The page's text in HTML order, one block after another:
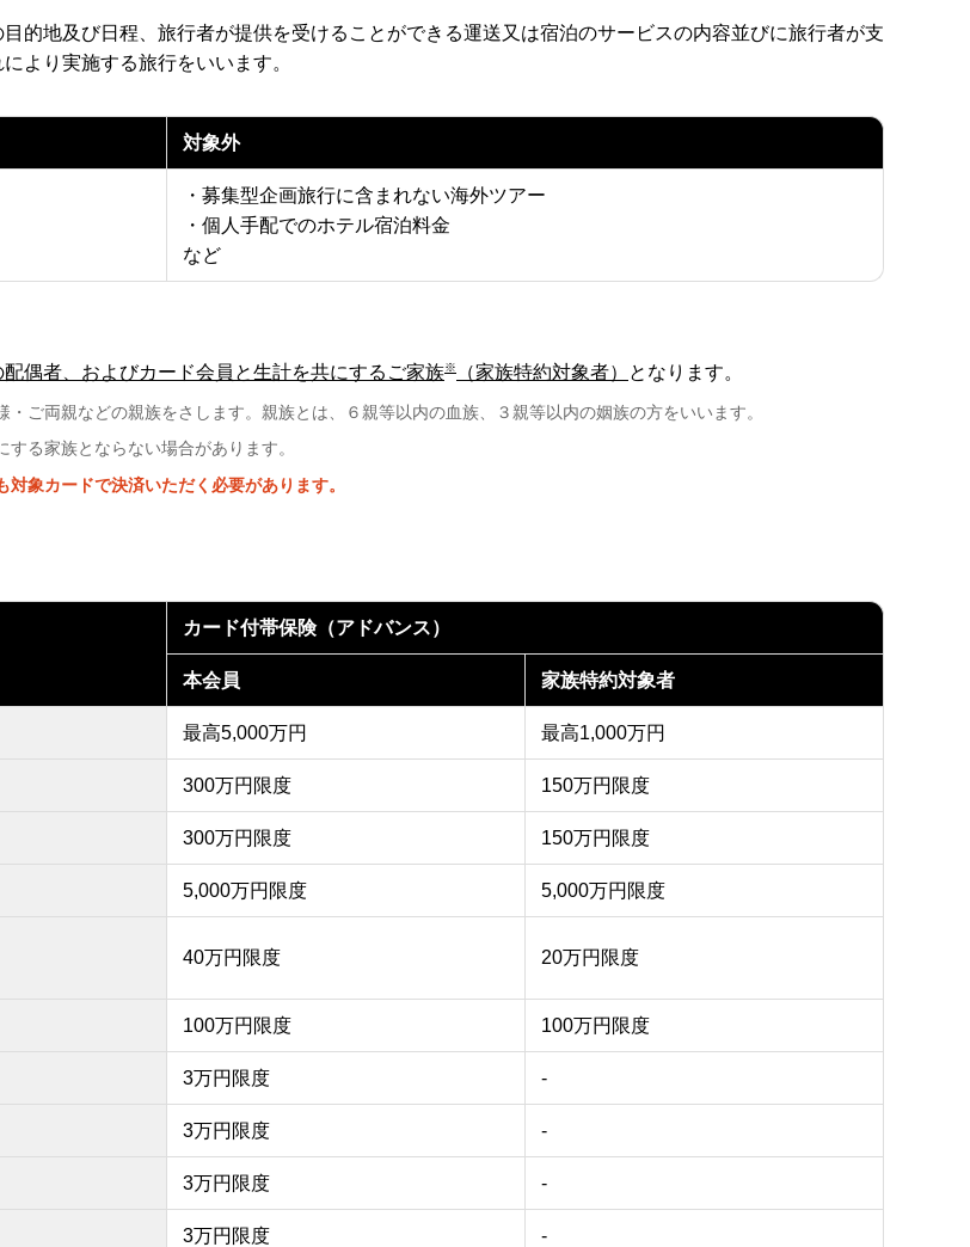
的地及び日程、旅行者が提供を受けることができる運送又は宿泊のサービスの内容並びに旅行者が支
より実施する旅行をいいます。
対象外
・募集型企画旅行に含まれない海外ツアー
・個人手配でのホテル宿泊料金
など
配偶者、およびカード会員と生計を共にするご家族※ （家族特約対象者） となります。
ご両親などの親族をさします。親族とは、６親等以内の血族、３親等以内の姻族の方をいいます。
る家族とならない場合があります。
象カードで決済いただく必要があります。
カード付帯保険（アドバンス）
本会員 家族特約対象者
最高5,000万円 最高1,000万円
300万円限度 150万円限度
300万円限度 150万円限度
5,000万円限度 5,000万円限度
40万円限度 20万円限度
100万円限度 100万円限度
3万円限度 -
3万円限度 -
3万円限度 -
3万円限度 -